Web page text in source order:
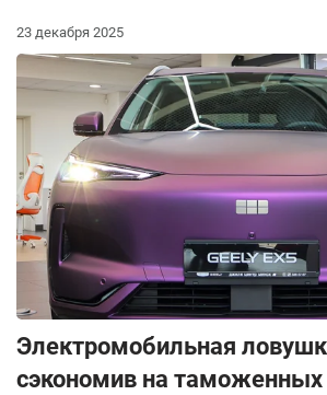
23 декабря 2025
Электромобильная
сэкономив на